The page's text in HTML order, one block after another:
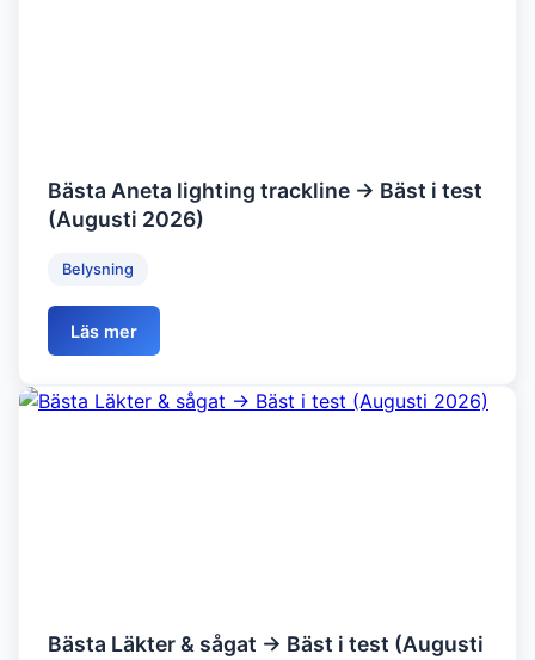
Bästa Aneta lighting trackline → Bäst i test
(Augusti 2026)
Belysning
Läs mer
Bästa Läkter & sågat → Bäst i test (Augusti